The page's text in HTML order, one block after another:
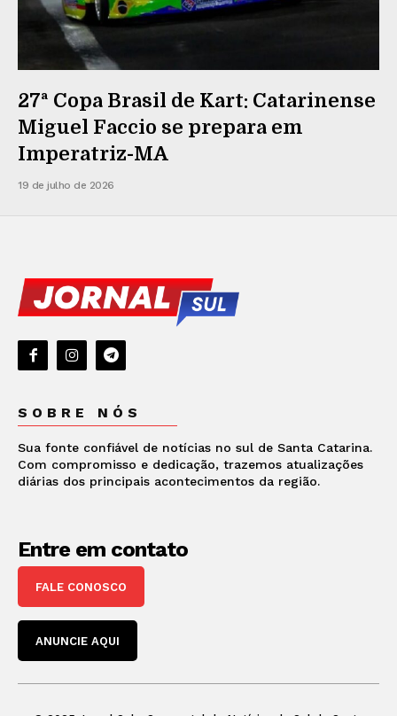
27ª Copa Brasil de Kart: Catarinense
Miguel Faccio se prepara em
Imperatriz-MA
19 de julho de 2026
SOBRE NÓS
Sua fonte confiável de notícias no sul de Santa Catarina.
Com compromisso e dedicação, trazemos atualizações
diárias dos principais acontecimentos da região.
Entre em contato
FALE CONOSCO
ANUNCIE AQUI